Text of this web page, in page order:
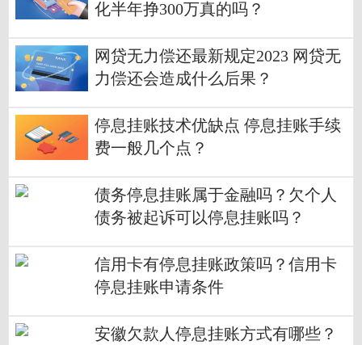
化半年挣300万真的吗？
网贷无力偿还最新规定2023 网贷无
力偿还会造成什么后果？
停息挂账技术优缺点 停息挂账手续
费一般几个点？
债务停息挂账属于金融吗？欠个人
债务被起诉可以停息挂账吗？
信用卡有停息挂账政策吗？信用卡
停息挂账申请条件
安徽欠款人停息挂账方式有哪些？